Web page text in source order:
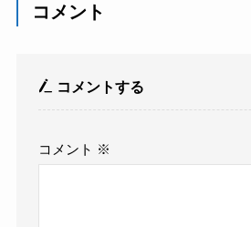
コメント
コメントする
コメント ※